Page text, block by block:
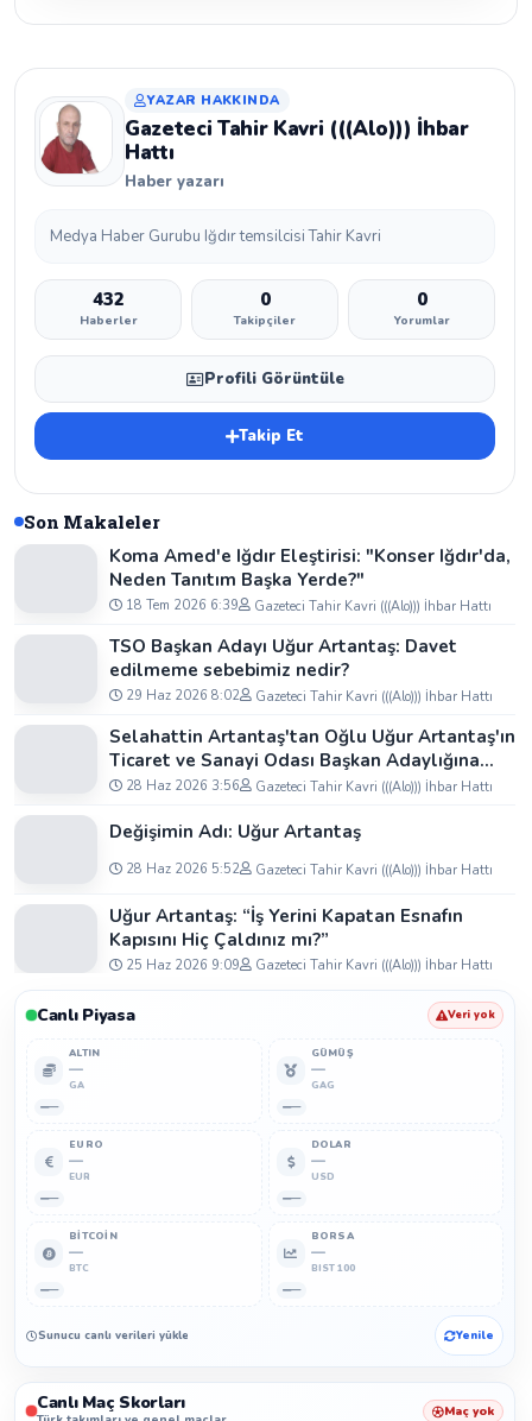
YAZAR HAKKINDA
Gazeteci Tahir Kavri (((Alo))) İhbar
Hattı
Haber yazarı
Medya Haber Gurubu Iğdır temsilcisi Tahir Kavri
432
Haberler
0
Takipçiler
0
Yorumlar
Profili Görüntüle
Takip Et
Son Makaleler
Koma Amed'e Iğdır Eleştirisi: "Konser Iğdır'da,
Neden Tanıtım Başka Yerde?"
18 Tem 2026 6:39 Gazeteci Tahir Kavri (((Alo))) İhbar Hattı
TSO Başkan Adayı Uğur Artantaş: Davet
edilmeme sebebimiz nedir?
29 Haz 2026 8:02 Gazeteci Tahir Kavri (((Alo))) İhbar Hattı
Selahattin Artantaş'tan Oğlu Uğur Artantaş'ın
Ticaret ve Sanayi Odası Başkan Adaylığına
Tam Destek: "Yolun ve Bahtın Açık Olsun
28 Haz 2026 3:56 Gazeteci Tahir Kavri (((Alo))) İhbar Hattı
Değişimin Adı: Uğur Artantaş
28 Haz 2026 5:52 Gazeteci Tahir Kavri (((Alo))) İhbar Hattı
Uğur Artantaş: “İş Yerini Kapatan Esnafın
Kapısını Hiç Çaldınız mı?”
25 Haz 2026 9:09 Gazeteci Tahir Kavri (((Alo))) İhbar Hattı
Canlı Piyasa Veri yok
ALTIN
—
GA
—
GÜMÜŞ
—
GAG
—
EURO
—
EUR
—
DOLAR
—
USD
—
BITCOIN
—
BTC
—
BORSA
—
BIST 100
—
Sunucu canlı verileri yükleyemedi. Yenile
Canlı Maç Skorları Maç yok